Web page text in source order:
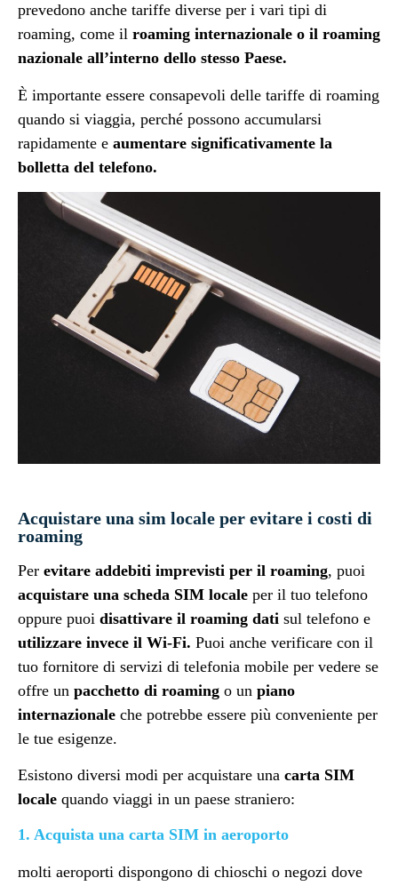
prevedono anche tariffe diverse per i vari tipi di
roaming, come il roaming internazionale o il roaming
nazionale all’interno dello stesso Paese.
È importante essere consapevoli delle tariffe di roaming
quando si viaggia, perché possono accumularsi
rapidamente e aumentare significativamente la
bolletta del telefono.
Acquistare una sim locale per evitare i costi di
roaming
Per evitare addebiti imprevisti per il roaming, puoi
acquistare una scheda SIM locale per il tuo telefono
oppure puoi disattivare il roaming dati sul telefono e
utilizzare invece il Wi-Fi. Puoi anche verificare con il
tuo fornitore di servizi di telefonia mobile per vedere se
offre un pacchetto di roaming o un piano
internazionale che potrebbe essere più conveniente per
le tue esigenze.
Esistono diversi modi per acquistare una carta SIM
locale quando viaggi in un paese straniero:
1. Acquista una carta SIM in aeroporto
molti aeroporti dispongono di chioschi o negozi dove